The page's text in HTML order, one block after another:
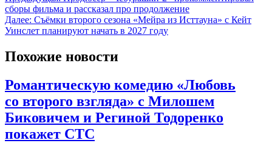
сборы фильма и рассказал про продолжение
Далее: Съёмки второго сезона «Мейра из Исттауна» с Кейт
Уинслет планируют начать в 2027 году
Похожие новости
Романтическую комедию «Любовь
со второго взгляда» с Милошем
Биковичем и Региной Тодоренко
покажет СТС